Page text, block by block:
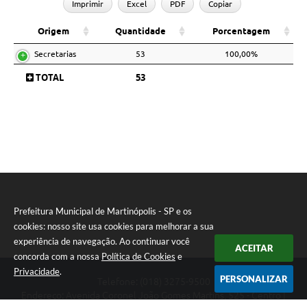
Prefeitura Municipal de Martinópolis - SP e os
cookies: nosso site usa cookies para melhorar a sua
experiência de navegação. Ao continuar você
concorda com a nossa Política de Cookies e
Privacidade.
ACEITAR
PERSONALIZAR
Arquivos para Download
Carta de Serviços
Imprimir Excel PDF Copiar
Origem Quantidade Porcentagem
Secretarias 53 100,00%
TOTAL 53
Endereço: Avenida Coronel João Gomes Martins, 525 - Centro |